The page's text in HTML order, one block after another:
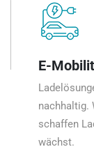
E-
nachhaltig.
schaffen
wächst.